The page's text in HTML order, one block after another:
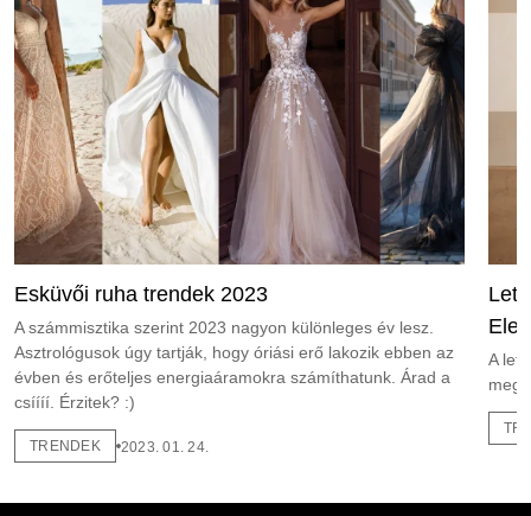
Esküvői ruha trendek 2023
A számmisztika szerint 2023 nagyon különleges év lesz.
Asztrológusok úgy tartják, hogy óriási erő lakozik ebben az
évben és erőteljes energiaáramokra számíthatunk. Árad a
csíííí. Érzitek? :)
TRENDEK 2023. 01. 24.
A
meg